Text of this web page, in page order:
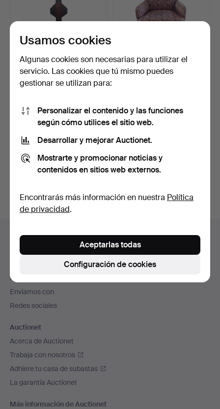
RUDI MUTH (N. 1947) –
SILLA ESCULTÓRICA DE…
3.227 USD
BUTACA TAPIZADA
87 USD
Suscribir búsqueda
También puedes buscar ennuestro archivo de
subastas concluidas.
en
de
página
Ayuda y contacto
Contacta con el servicio de atención al cliente
Todas las casas de subastas
Modos de pago
Enviamos con
Redes sociales
Auctionet
Acerca de Auctionet
Trabaja con nosotros
Adhiere tu casa de subastas
La garantía Auctionet
Más información de Auctionet
Usamos cookies
Algunas cookies son necesarias para utilizar el
servicio. Las cookies que tú mismo puedes
gestionar se utilizan para:
Personalizar el contenido y las funciones
según cómo utilices el sitio web.
Desarrollar y mejorar Auctionet.
Mostrarte y promocionar noticias y
contenidos en sitios web externos.
Encontrarás más información en nuestra Política
de privacidad.
Configuración de cookies
Aceptarlas todas